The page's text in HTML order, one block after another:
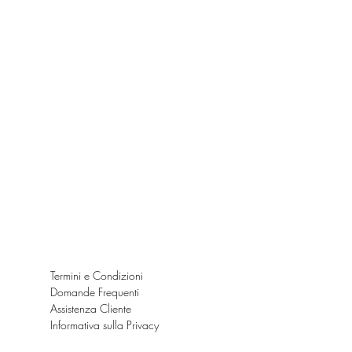
Termini e Condizioni
Domande Frequenti
Assistenza Cliente
Informativa sulla Privacy